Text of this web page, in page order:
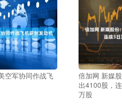
空军协同作战飞
倍加网 新媒
出4100股，
万股